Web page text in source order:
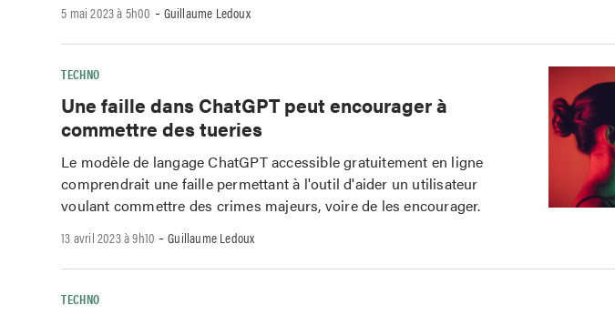
5 mai 2023 à 5h00 -Guillaume Ledoux
TECHNO
Une faille dans ChatGPT peut encourager à
commettre des tueries
Le modèle de langage ChatGPT accessible gratuitement en ligne
comprendrait une faille permettant à l'outil d'aider un utilisateur
voulant commettre des crimes majeurs, voire de les encourager.
13 avril 2023 à 9h10 -Guillaume Ledoux
TECHNO